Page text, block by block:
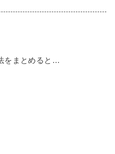
をまとめると…